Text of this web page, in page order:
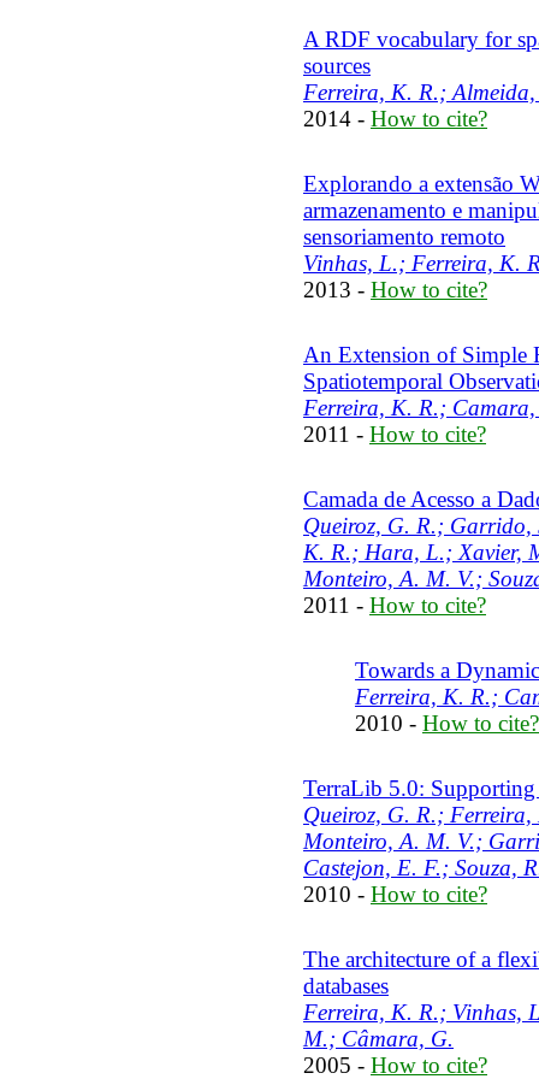
A RDF vocabulary for
sources
Ferreira, K. R.;
2014 - How to cite?
Explorando a extensão
armazenamento e
sensoriamento remoto
Vinhas, L.; Ferreira, K.
2013 - How to cite?
An Extension of Simple
Spatiotemporal
Ferreira, K. R.;
2011 - How to cite?
Camada de Acesso a
Queiroz, G. R.;
K. R.; Hara, L.; Xavier,
Monteiro, A. M. V.;
2011 - How to cite?
Towards a
Ferreira, K. R.;
2010 - How to cite?
TerraLib 5.0:
Queiroz, G. R.;
Monteiro, A. M. V.;
Castejon, E. F.; Souza,
2010 - How to cite?
The architecture of a
databases
Ferreira, K. R.; Vinhas,
M.; Câmara, G.
2005 - How to cite?